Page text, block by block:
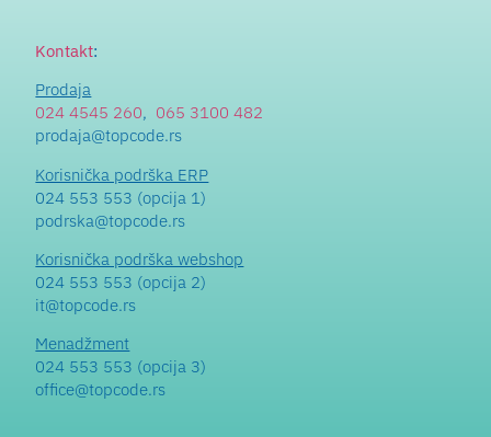
Kontakt:
Prodaja
024 4545 260, 065 3100 482
prodaja@topcode.rs
Korisnička podrška ERP
024 553 553 (opcija 1)
podrska@topcode.rs
Korisnička podrška webshop
024 553 553 (opcija 2)
it@topcode.rs
Menadžment
024 553 553 (opcija 3)
office@topcode.rs